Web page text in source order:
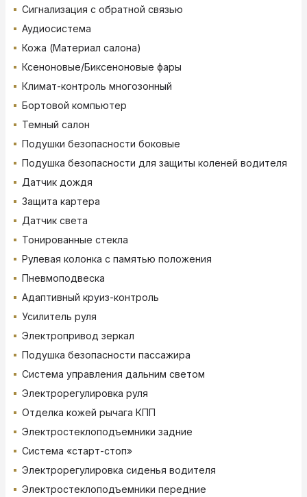
Сигнализация с обратной связью
Аудиосистема
Кожа (Материал салона)
Ксеноновые/Биксеноновые фары
Климат-контроль многозонный
Бортовой компьютер
Темный салон
Подушки безопасности боковые
Подушка безопасности для защиты коленей водителя
Датчик дождя
Защита картера
Датчик света
Тонированные стекла
Рулевая колонка с памятью положения
Пневмоподвеска
Адаптивный круиз-контроль
Усилитель руля
Электропривод зеркал
Подушка безопасности пассажира
Система управления дальним светом
Электрорегулировка руля
Отделка кожей рычага КПП
Электростеклоподъемники задние
Система «старт-стоп»
Электрорегулировка сиденья водителя
Электростеклоподъемники передние